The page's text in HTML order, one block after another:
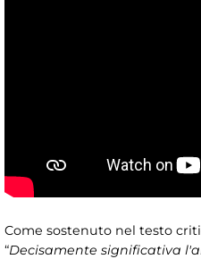
Come sostenuto nel testo
“Decisamente significativa